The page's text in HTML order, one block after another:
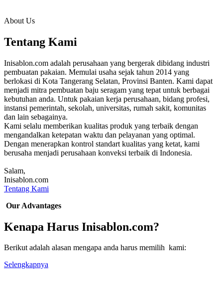
About Us
Tentang Kami
Inisablon.com adalah perusahaan yang bergerak dibidang industri
pembuatan pakaian. Memulai usaha sejak tahun 2014 yang
berlokasi di Kota Tangerang Selatan, Provinsi Banten. Kami dapat
menjadi mitra pembuatan baju seragam yang tepat untuk berbagai
kebutuhan anda. Untuk pakaian kerja perusahaan, bidang profesi,
instansi pemerintah, sekolah, universitas, rumah sakit, komunitas
dan lain sebagainya.
Kami selalu memberikan kualitas produk yang terbaik dengan
mengandalkan ketepatan waktu dan pelayanan yang optimal.
Dengan menerapkan kontrol standart kualitas yang ketat, kami
berusaha menjadi perusahaan konveksi terbaik di Indonesia.
Salam,
Inisablon.com
Tentang Kami
Our Advantages
Kenapa Harus Inisablon.com?
Berikut adalah alasan mengapa anda harus memilih kami:
Selengkapnya